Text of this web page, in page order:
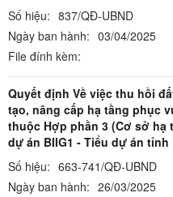
Số hiệu: 837/QĐ-UBND
Ngày ban hành: 03/04/2025
File đính kèm:
Quyết định Về việc thu hồi
tạo, nâng cấp hạ tầng phục
thuộc Hợp phần 3 (Cơ sở
dự án BIIG1 - Tiểu dự án tỉnh
Số hiệu: 663-741/QĐ-UBND
Ngày ban hành: 26/03/2025